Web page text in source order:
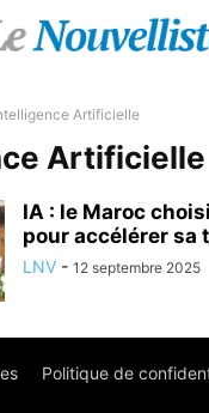
Artificielle
Artificielle
IA : le Maroc
pour accélérer sa
LNV - 12 septembre 2025
Politique de